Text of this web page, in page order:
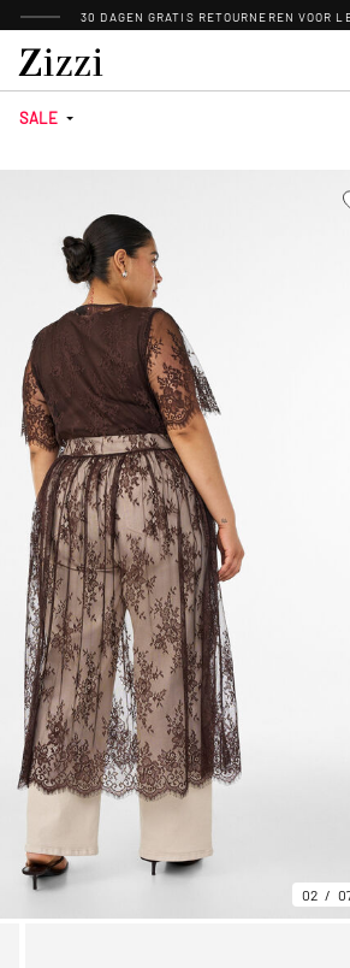
30 DAGEN GRATIS RETOURNEREN VOOR
SALE
02